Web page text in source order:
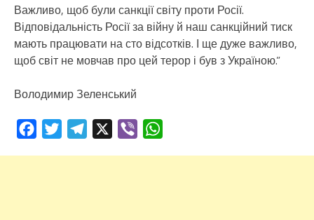
Важливо, щоб були санкції світу проти Росії.
Відповідальність Росії за війну й наш санкційний тиск
мають працювати на сто відсотків. І ще дуже важливо,
щоб світ не мовчав про цей терор і був з Україною.”
Володимир Зеленський
FacebookTwitterTelegram Viber